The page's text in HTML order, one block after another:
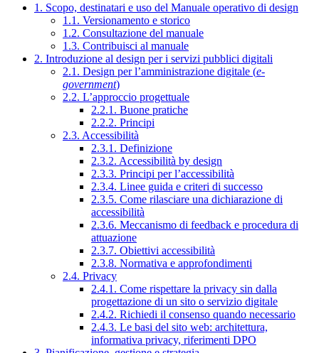
1. Scopo, destinatari e uso del Manuale operativo di design
1.1. Versionamento e storico
1.2. Consultazione del manuale
1.3. Contribuisci al manuale
2. Introduzione al design per i servizi pubblici digitali
2.1. Design per l’amministrazione digitale (e-
government)
2.2. L’approccio progettuale
2.2.1. Buone pratiche
2.2.2. Principi
2.3. Accessibilità
2.3.1. Definizione
2.3.2. Accessibilità by design
2.3.3. Principi per l’accessibilità
2.3.4. Linee guida e criteri di successo
2.3.5. Come rilasciare una dichiarazione di
accessibilità
2.3.6. Meccanismo di feedback e procedura di
attuazione
2.3.7. Obiettivi accessibilità
2.3.8. Normativa e approfondimenti
2.4. Privacy
2.4.1. Come rispettare la privacy sin dalla
progettazione di un sito o servizio digitale
2.4.2. Richiedi il consenso quando necessario
2.4.3. Le basi del sito web: architettura,
informativa privacy, riferimenti DPO